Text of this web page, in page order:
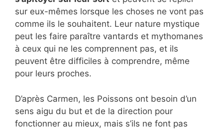
sur eux-mêmes lorsque les choses ne vont pas
comme ils le souhaitent. Leur nature mystique
peut les faire paraître vantards et mythomanes
à ceux qui ne les comprennent pas, et ils
peuvent être difficiles à comprendre, même
pour leurs proches.
D’après Carmen, les Poissons ont besoin d’un
sens aigu du but et de la direction pour
fonctionner au mieux, mais s’ils ne font pas